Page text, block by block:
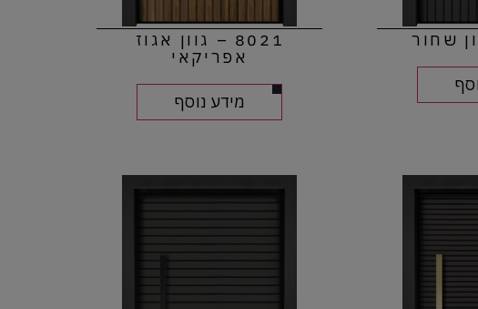
8021 – גוון אגוז
אפריקאי
מידע נוסף